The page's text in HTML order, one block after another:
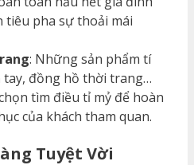
tiêu pha sự thoải mái
: Những sản phẩm tí
tay, đồng hồ thời trang…
tìm điều tỉ mỷ để hoàn
của khách tham quan.
Tuyệt Vời